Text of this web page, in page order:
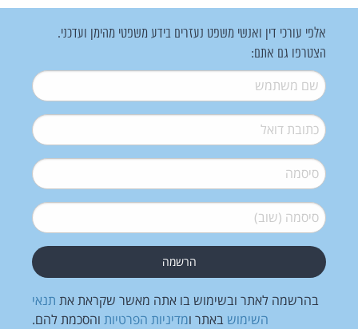
אלפי עורכי דין ואנשי משפט נעזרים בידע משפטי מהימן ועדכני.
הצטרפו גם אתם:
שם משתמש*
דואל*
סיסמה*
סיסמה (שוב)*
בהרשמה לאתר ובשימוש בו אתה מאשר שקראת את תנאי
השימוש באתר ומדיניות הפרטיות והסכמת להם.